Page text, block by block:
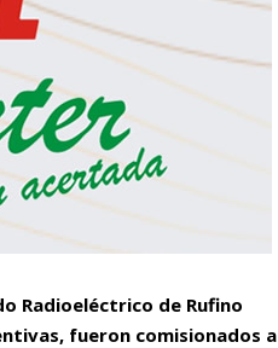
Radioeléctrico de Rufino
fueron comisionados a